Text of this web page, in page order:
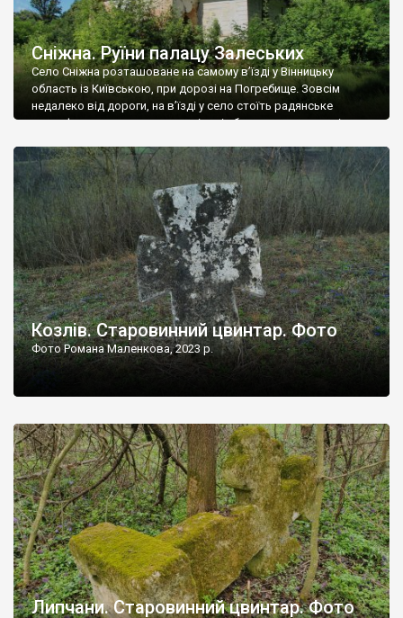
Сніжна. Руїни палацу Залеських
Село Сніжна розташоване на самому в’їзді у Вінницьку
область із Київською, при дорозі на Погребище. Зовсім
недалеко від дороги, на в’їзді у село стоїть радянське
рельєфне пано, яке показує жінку і яблуню, а трохи далі, десь
не видно, але видно дві стареньких колії у траві – […]
Козлів. Старовинний цвинтар. Фото
Фото Романа Маленкова, 2023 р.
Липчани. Старовинний цвинтар. Фото